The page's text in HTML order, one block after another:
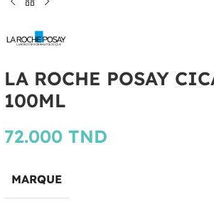
LA ROCHE POSAY
100ML
72.000 TND
MARQUE